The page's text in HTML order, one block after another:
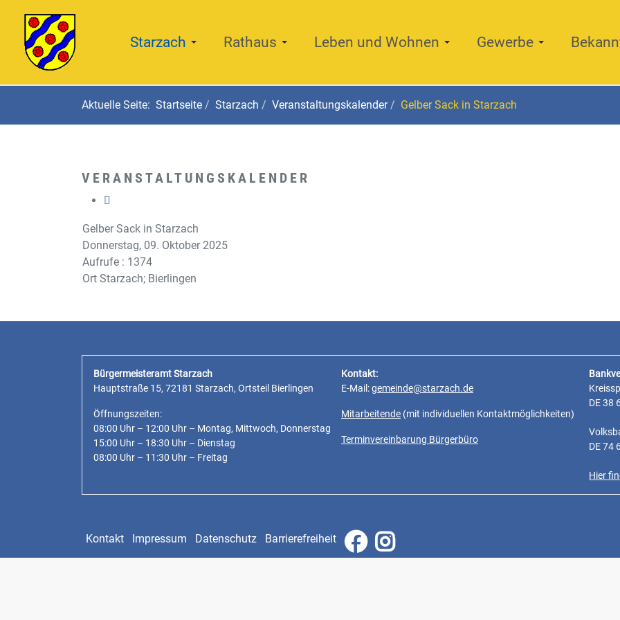
Starzach Rathaus Leben und Wohnen Gewerbe
Aktuelle Seite: Startseite Starzach Veranstaltungskalender Gelber Sack in Starzach
VERANSTALTUNGSKALENDER
Gelber Sack in Starzach
Donnerstag, 09. Oktober 2025
Aufrufe : 1374
Ort Starzach; Bierlingen
Bürgermeisteramt Starzach
Hauptstraße 15, 72181 Starzach, Ortsteil Bierlingen
Öffnungszeiten:
08:00 Uhr – 12:00 Uhr – Montag, Mittwoch, Donnerstag
15:00 Uhr – 18:30 Uhr – Dienstag
08:00 Uhr – 11:30 Uhr – Freitag
Kontakt:
E-Mail:gemeinde@starzach.de
Mitarbeitende (mit individuellen Kontaktmöglichkeiten)
Terminvereinbarung Bürgerbüro
DE 38
DE 74
Hier
Kontakt Impressum Datenschutz Barrierefreiheit